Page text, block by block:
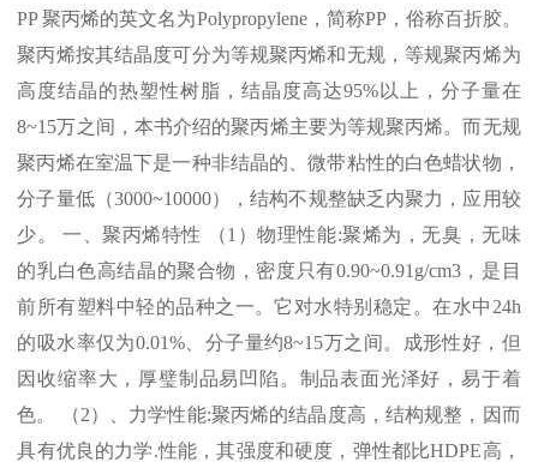
PP聚丙烯的英文名为Polypropylene，简称PP，俗称百折胶。
聚丙烯按其结晶度可分为等规聚丙烯和无规，等规聚丙烯为
高度结晶的热塑性树脂，结晶度高达95%以上，分子量在
8~15万之间，本书介绍的聚丙烯主要为等规聚丙烯。而无规
聚丙烯在室温下是一种非结晶的、微带粘性的白色蜡状物，
分子量低（3000~10000），结构不规整缺乏内聚力，应用较
少。 一、聚丙烯特性 （1 ）物理性能:聚烯为，无臭，无味
的乳白色高结晶的聚合物，密度只有0.90~0.91g/cm3，是目
前所有塑料中轻的品种之一。它对水特别稳定。在水中 24h
的吸水率仅为0.01%、分子量约8~15万之间。成形性好，但
因收缩率大，厚璧制品易凹陷。制品表面光泽好，易于着
色。 （2）、力学性能:聚丙烯的结晶度高，结构规整，因而
具有优良的力学.性能，其强度和硬度，弹性都比HDPE高，